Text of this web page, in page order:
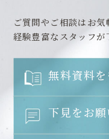
ご質問やご相談はお気
経験豊富なスタッフ
無料資料を
下見をお願